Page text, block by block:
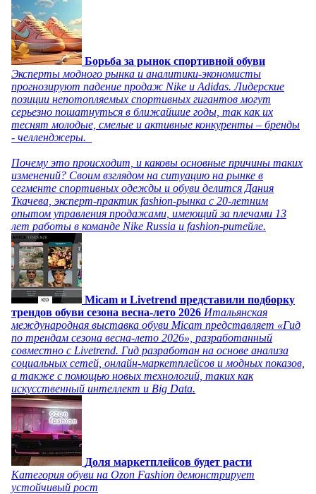
Борьба за рынок спортивной обуви
Эксперты модного рынка и аналитики-экономисты
прогнозируют падение продаж Nike и Adidas. Лидерские
позиции непотопляемых спортивных гигантов могут
серьезно пошатнуться в ближайшие годы, так как их
теснят молодые, смелые и активные конкуренты – бренды
- челленджеры.
Почему это происходит, и каковы основные причины таких
изменений? Своим взглядом на ситуацию на рынке в
сегменте спортивных одежды и обуви делится Дания
Ткачева, эксперт-практик fashion-рынка с 20-летним
опытом управления продажами, имеющий за плечами 13
лет работы в команде Nike Russia и fashion-ритейле.
Micam и Livetrend представили подборку
трендов обуви сезона весна-лето 2026 Итальянская
международная выставка обуви Micam представляет «Гид
по трендам сезона весна-лето 2026», разработанный
совместно с Livetrend. Гид разработан на основе анализа
социальных сетей, онлайн-маркетплейсов и модных показов,
а также с помощью новых технологий, таких как
искусственный интеллект и Big Data.
Доля маркетплейсов будет расти
Категория обуви на Ozon Fashion демонстрирует
устойчивый рост